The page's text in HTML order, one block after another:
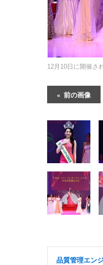
12月10日に開催さ
前の画像
品質管理エン